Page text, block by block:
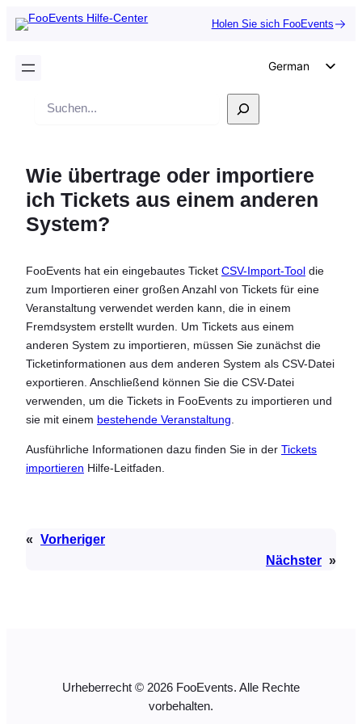
Holen Sie sich FooEvents
German
Italian
Portuguese
Czech
Greek
Suche
Wie übertrage oder importiere
ich Tickets aus einem anderen
System?
FooEvents hat ein eingebautes Ticket CSV-Import-Tool die
zum Importieren einer großen Anzahl von Tickets für eine
Veranstaltung verwendet werden kann, die in einem
Fremdsystem erstellt wurden. Um Tickets aus einem
anderen System zu importieren, müssen Sie zunächst die
Ticketinformationen aus dem anderen System als CSV-Datei
exportieren. Anschließend können Sie die CSV-Datei
verwenden, um die Tickets in FooEvents zu importieren und
sie mit einem bestehende Veranstaltung
Ausführliche Informationen dazu finden Sie in der Tickets
importieren Hilfe-Leitfaden.
« Vorheriger
Nächster »
Urheberrecht © 2026 FooEvents. Alle Rechte
vorbehalten.